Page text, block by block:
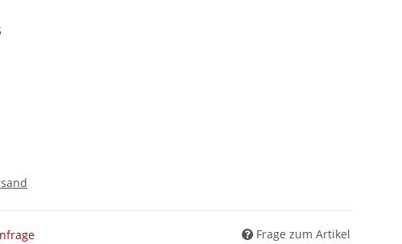
Frage zum Artikel